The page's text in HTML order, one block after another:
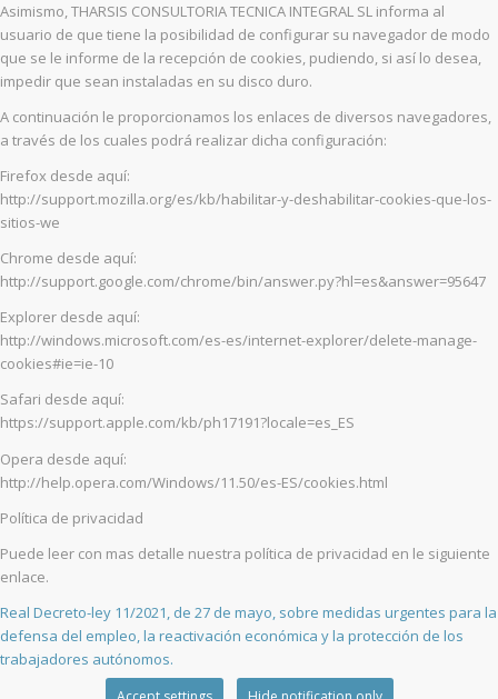
Asimismo, THARSIS CONSULTORIA TECNICA INTEGRAL SL informa al
usuario de que tiene la posibilidad de configurar su navegador de modo
que se le informe de la recepción de cookies, pudiendo, si así lo desea,
impedir que sean instaladas en su disco duro.
A continuación le proporcionamos los enlaces de diversos navegadores,
a través de los cuales podrá realizar dicha configuración:
Firefox desde aquí:
http://support.mozilla.org/es/kb/habilitar-y-deshabilitar-cookies-que-los-
sitios-we
Chrome desde aquí:
http://support.google.com/chrome/bin/answer.py?hl=es&answer=95647
Explorer desde aquí:
http://windows.microsoft.com/es-es/internet-explorer/delete-manage-
cookies#ie=ie-10
Safari desde aquí:
https://support.apple.com/kb/ph17191?locale=es_ES
Opera desde aquí:
http://help.opera.com/Windows/11.50/es-ES/cookies.html
Política de privacidad
Puede leer con mas detalle nuestra política de privacidad en le siguiente
enlace.
Real Decreto-ley 11/2021, de 27 de mayo, sobre medidas urgentes para la
defensa del empleo, la reactivación económica y la protección de los
trabajadores autónomos.